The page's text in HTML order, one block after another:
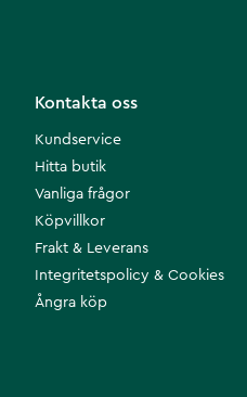
Kontakta oss
Kundservice
Hitta butik
Vanliga frågor
Köpvillkor
Frakt & Leverans
Integritetspolicy & Cookies
Ångra köp